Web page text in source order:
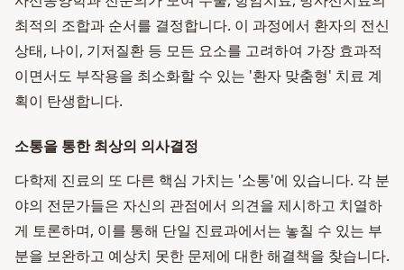
최적의 조합과 순서를 결정합니다. 이 과정에서 환자의 전신
상태, 나이, 기저질환 등 모든 요소를 고려하여 가장 효과적
이면서도 부작용을 최소화할 수 있는 '환자 맞춤형' 치료 계
획이 탄생합니다.
소통을 통한 최상의 의사결정
다학제 진료의 또 다른 핵심 가치는 '소통'에 있습니다. 각 분
야의 전문가들은 자신의 관점에서 의견을 제시하고 치열하
게 토론하며, 이를 통해 단일 진료과에서는 놓칠 수 있는 부
분을 보완하고 예상치 못한 문제에 대한 해결책을 찾습니다.